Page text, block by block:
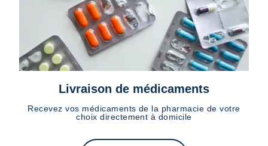
Livraison de médicaments
Recevez vos médicaments de la pharmacie de votre
choix directement à domicile